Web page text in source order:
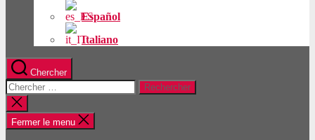
Español
Italiano
Chercher
Rechercher:
Fermer
la
recherche
Fermer le menu